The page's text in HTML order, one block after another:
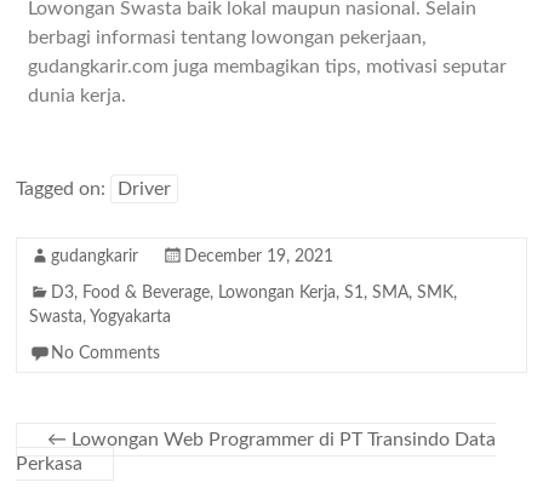
Lowongan Swasta baik lokal maupun nasional. Selain
berbagi informasi tentang lowongan pekerjaan,
gudangkarir.com juga membagikan tips, motivasi seputar
dunia kerja.
Tagged on: Driver
gudangkarir December 19, 2021
D3, Food & Beverage, Lowongan Kerja,S1,SMA,SMK,
Swasta, Yogyakarta
No Comments
← Lowongan Web Programmer di PT Transindo Data
Perkasa